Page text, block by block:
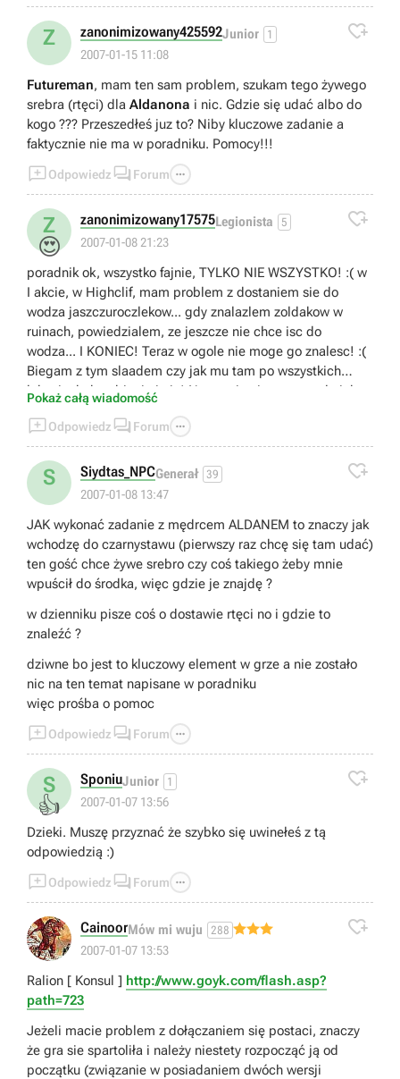
Z zanonimizowany425592Junior 1
2007-01-15 11:08

Futureman, mam ten sam problem, szukam tego żywego
srebra (rtęci) dla Aldanona i nic. Gdzie się udać albo do
kogo ??? Przeszedłeś juz to? Niby kluczowe zadanie a
faktycznie nie ma w poradniku. Pomocy!!!
Odpowiedz  Forum 
Z
😍
zanonimizowany17575Legionista 5
2007-01-08 21:23

poradnik ok, wszystko fajnie, TYLKO NIE WSZYSTKO! :( w
I akcie, w Highclif, mam problem z dostaniem sie do
wodza jaszczuroczlekow... gdy znalazlem zoldakow w
ruinach, powiedzialem, ze jeszcze nie chce isc do
wodza... I KONIEC! Teraz w ogole nie moge go znalesc! :(
Biegam z tym slaadem czy jak mu tam po wszystkich
lokacjach, kombinuje i nic! Na mapie nie zaznaczylo ich
kryjowki, tego jaszczura ubic juz nie moge i ogolnie to nie
wiem co robic :/ Mam zaczac od poczatku cala gre?!?!?!
Cholerny bug! Ludzie, pomocy! :(
Pokaż całą wiadomość
Odpowiedz  Forum 
S Siydtas_NPCGenerał 39
2007-01-08 13:47

JAK wykonać zadanie z mędrcem ALDANEM to znaczy jak
wchodzę do czarnystawu (pierwszy raz chcę się tam udać)
ten gość chce żywe srebro czy coś takiego żeby mnie
wpuścił do środka, więc gdzie je znajdę ?
w dzienniku pisze coś o dostawie rtęci no i gdzie to
znaleźć ?
dziwne bo jest to kluczowy element w grze a nie zostało
nic na ten temat napisane w poradniku
więc prośba o pomoc
Odpowiedz  Forum 
S
👍
SponiuJunior 1
2007-01-07 13:56

Dzieki. Muszę przyznać że szybko się uwinełeś z tą
odpowiedzią :)
Odpowiedz  Forum 
CainoorMów mi wuju 288
2007-01-07 13:53

Ralion [ Konsul ] http://www.goyk.com/flash.asp?
path=723
Jeżeli macie problem z dołączaniem się postaci, znaczy
że gra sie spartoliła i należy niestety rozpocząć ją od
początku (związanie w posiadaniem dwóch wersji